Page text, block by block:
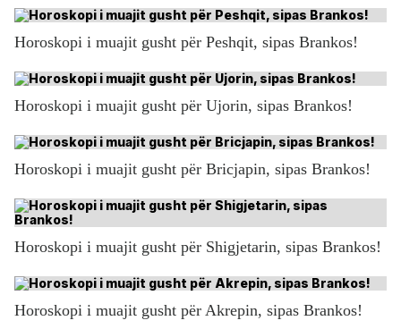
Horoskopi i muajit gusht për Peshqit, sipas Brankos!
Horoskopi i muajit gusht për Ujorin, sipas Brankos!
Horoskopi i muajit gusht për Bricjapin, sipas Brankos!
Horoskopi i muajit gusht për Shigjetarin, sipas Brankos!
Horoskopi i muajit gusht për Akrepin, sipas Brankos!